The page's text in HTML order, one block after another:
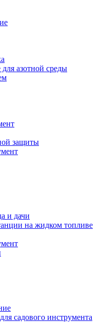
азотной среды
защиты
и дачи
на жидком топливе
садового инструмента